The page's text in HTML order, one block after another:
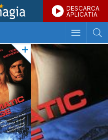
DESCARCA
APLICATIA